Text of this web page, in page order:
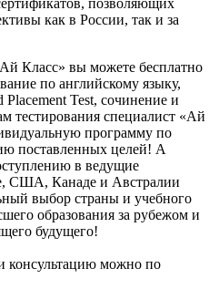
как в России, так и за
Класс» вы можете бесплатно
по английскому языку,
Placement Test, сочинение и
тестирования специалист «Ай
программу по
поставленных целей! А
в ведущие
США, Канаде и Австралии
выбор страны и учебного
образования за рубежом и
будущего!
консультацию можно по